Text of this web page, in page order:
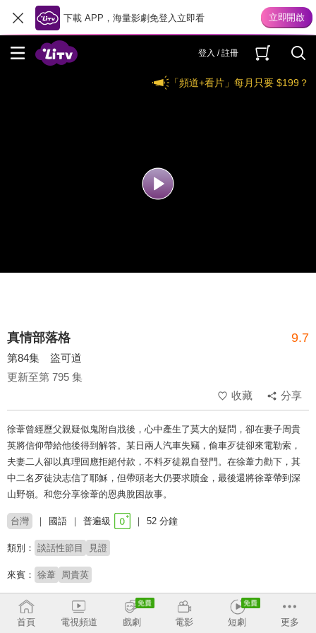
下載 APP，海量影劇免登入立即看
登入 / 註冊
「頻道+看片」每月只要 $199？
真情部落格 9.7
第84集 盜可道
更新至第 795 集
收藏
分享
徐葦曾經歷父親疑似鬼附自戕後，心中產生了莫大的疑問，卻在妻子周貴
英將信仰帶給他後得到解答。某日兩人汽車失竊，偷車歹徒卻來電勒索，
夫妻二人卻以真理回應拒絕付款，不料歹徒親自登門。在徐葦力勸下，其
中二名歹徒決志信了耶穌，但帶頭老大仍要求贖金，最後還將徐葦帶到深
山野嶺。和您分享徐葦的恩典脫困故事。
台灣 國語 普遍級 52 分鐘
類別： 談話性節目 見證
來賓： 徐葦 周貴英
主持： 莊信德
講員： 莊信德
首頁 電視頻道 戲劇 電影 短劇 更多